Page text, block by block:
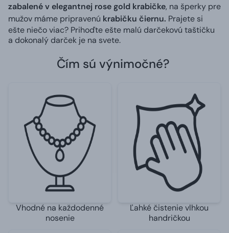
zabalené v elegantnej rose gold krabičke, na šperky pre
mužov máme pripravenú krabičku čiernu. Prajete si
ešte niečo viac? Prihoďte ešte malú darčekovú taštičku
a dokonalý darček je na svete.
Čím sú výnimočné?
Vhodné na každodenné
nosenie
Ľahké čistenie vlhkou
handričkou